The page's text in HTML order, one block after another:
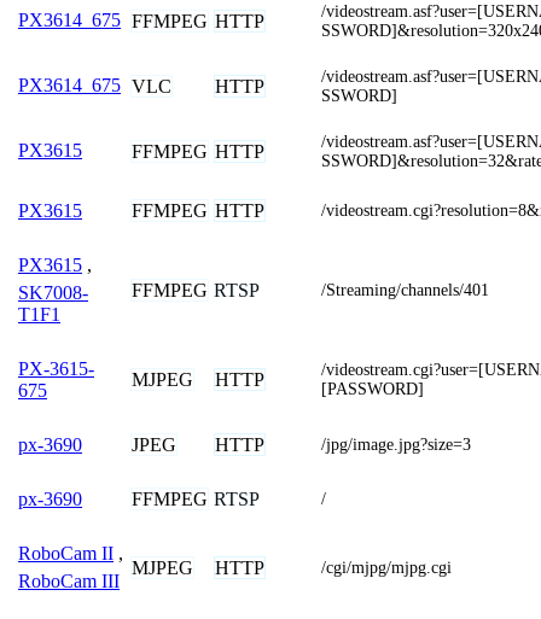
PX3614_675 FFMPEG HTTP
/
PX3614_675 VLC HTTP
/
SSWORD]
PX3615 FFMPEG HTTP
/
PX3615 FFMPEG HTTP /
PX3615 ,
SK7008-
T1F1
FFMPEG RTSP /Streaming/channels/401
PX-3615-
675
MJPEG HTTP
/
[PASSWORD]
px-3690 JPEG HTTP /jpg/image.jpg?size=3
px-3690 FFMPEG RTSP /
RoboCam II ,
RoboCam III
MJPEG HTTP /cgi/mjpg/mjpg.cgi